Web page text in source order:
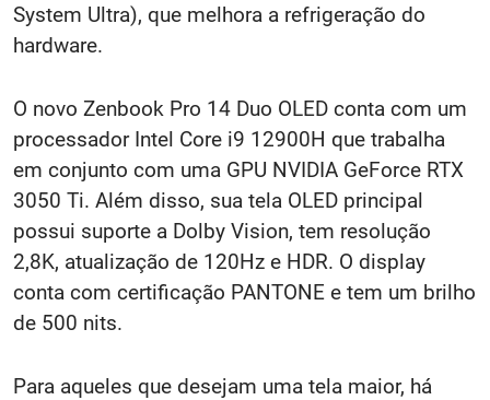
System Ultra), que melhora a refrigeração do
hardware.
O novo Zenbook Pro 14 Duo OLED conta com um
processador Intel Core i9 12900H que trabalha
em conjunto com uma GPU NVIDIA GeForce RTX
3050 Ti. Além disso, sua tela OLED principal
possui suporte a Dolby Vision, tem resolução
2,8K, atualização de 120Hz e HDR. O display
conta com certificação PANTONE e tem um brilho
de 500 nits.
Para aqueles que desejam uma tela maior, há